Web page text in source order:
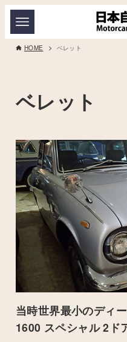
HOME ベレット
ベレット
当時世界最小のディ
1600 スペシャル 2ド